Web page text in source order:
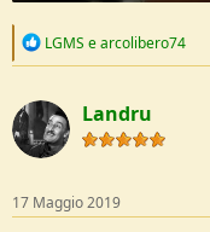
R
c
t
i
o
s
:
LGMS earcolibero74
Landru
17 Maggio 2019